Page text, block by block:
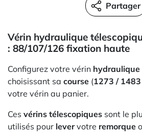
Partager
Vérin hydraulique
: 88/107/126 fixation haute
Configurez votre vérin hydraulique
choisissant sa course (1273 /
votre vérin au panier.
Ces vérins télescopiques sont le
utilisés pour levervotre remorque